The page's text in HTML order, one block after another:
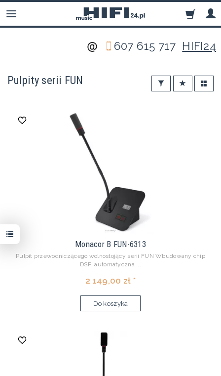
607 615 717 HIFI24
Pulpity serii FUN
Monacor B FUN-6313
Pulpit przewodniczącego wolnostojący serii FUN Wbudowany chip
DSP: automatyczna ...
2 149,00 zł *
Do koszyka